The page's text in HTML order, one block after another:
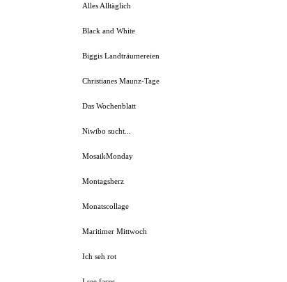
Alles Alltäglich
Black and White
Biggis Landträumereien
Christianes Maunz-Tage
Das Wochenblatt
Niwibo sucht...
MosaikMonday
Montagsherz
Monatscollage
Maritimer Mittwoch
Ich seh rot